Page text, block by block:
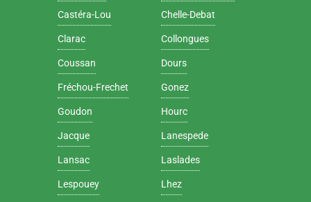
Castéra-Lou Chelle-Debat
Clarac Collongues
Coussan Dours
Fréchou-Frechet Gonez
Goudon Hourc
Jacque Lanespede
Lansac Laslades
Lespouey Lhez